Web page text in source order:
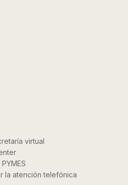
virtual
la atención telefónica